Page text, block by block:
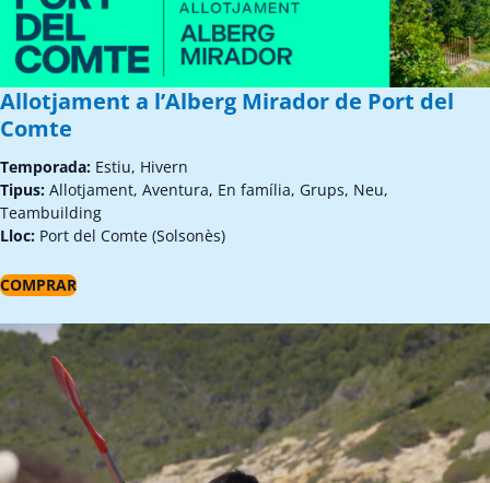
Allotjament a l’Alberg Mirador de Port del
Comte
Temporada: Estiu, Hivern
Tipus: Allotjament, Aventura, En família, Grups, Neu,
Teambuilding
Lloc: Port del Comte (Solsonès)
COMPRAR